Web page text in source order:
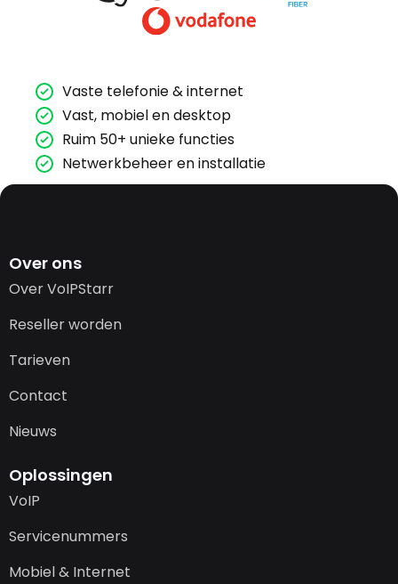
Vaste telefonie & internet
Vast, mobiel en desktop
Ruim 50+ unieke functies
Netwerkbeheer en installatie
Over ons
Over VoIPStarr
Reseller worden
Tarieven
Contact
Nieuws
Oplossingen
VoIP
Servicenummers
Mobiel & Internet